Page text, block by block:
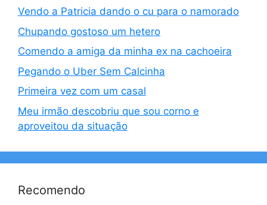
Vendo a Patricia dando o cu para o namorado
Chupando gostoso um hetero
Comendo a amiga da minha ex na cachoeira
Pegando o Uber Sem Calcinha
Primeira vez com um casal
Meu irmão descobriu que sou corno e
aproveitou da situação
Recomendo